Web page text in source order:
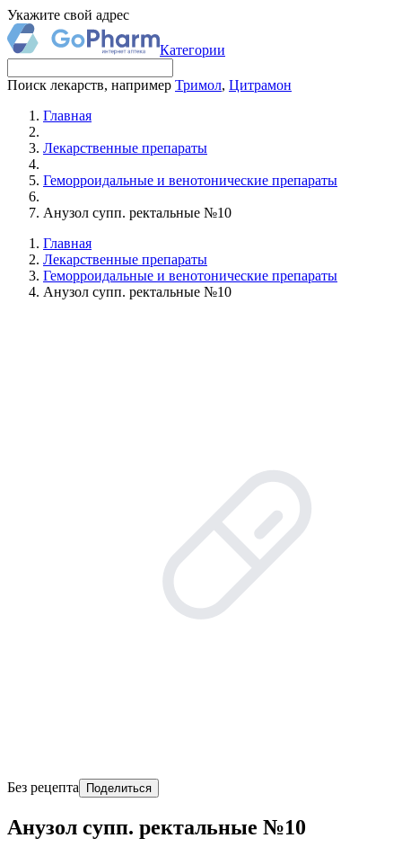
Укажите свой адрес
Категории
Поиск лекарств, например Тримол, Цитрамон
Главная
Лекарственные препараты
Геморроидальные и венотонические препараты
Анузол супп. ректальные №10
Главная
Лекарственные препараты
Геморроидальные и венотонические препараты
Анузол супп. ректальные №10
Без рецепта Поделиться
Анузол супп. ректальные №10